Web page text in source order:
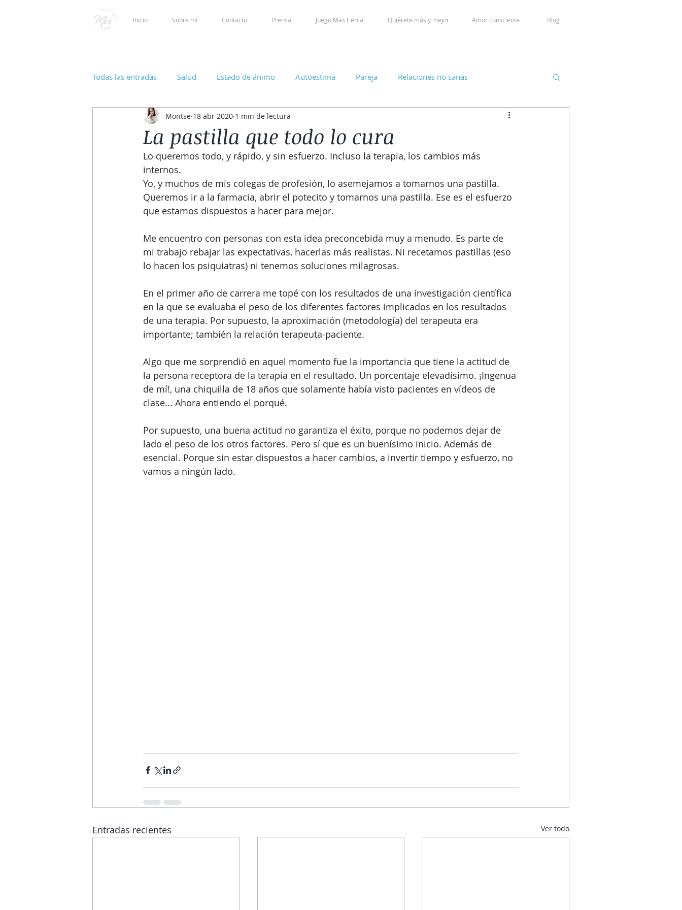
Inicio Sobre mí Contacto Prensa Juego Más Cerca Quiérete más y mejor Amor consciente Blog
Todas las entradas Salud Estado de ánimo Autoestima Pareja Relaciones no sanas
La pastilla que todo lo cura
Montse 18 abr 2020 1 min de lectura
Lo queremos todo, y rápido, y sin esfuerzo. Incluso la terapia, los cambios más
internos.
Yo, y muchos de mis colegas de profesión, lo asemejamos a tomarnos una pastilla.
Queremos ir a la farmacia, abrir el potecito y tomarnos una pastilla. Ese es el esfuerzo
que estamos dispuestos a hacer para mejor.
Me encuentro con personas con esta idea preconcebida muy a menudo. Es parte de
mi trabajo rebajar las expectativas, hacerlas más realistas. Ni recetamos pastillas (eso
lo hacen los psiquiatras) ni tenemos soluciones milagrosas.
En el primer año de carrera me topé con los resultados de una investigación científica
en la que se evaluaba el peso de los diferentes factores implicados en los resultados
de una terapia. Por supuesto, la aproximación (metodología) del terapeuta era
importante; también la relación terapeuta-paciente.
Algo que me sorprendió en aquel momento fue la importancia que tiene la actitud de
la persona receptora de la terapia en el resultado. Un porcentaje elevadísimo. ¡Ingenua
de mí!, una chiquilla de 18 años que solamente había visto pacientes en vídeos de
clase... Ahora entiendo el porqué.
Por supuesto, una buena actitud no garantiza el éxito, porque no podemos dejar de
lado el peso de los otros factores. Pero sí que es un buenísimo inicio. Además de
esencial. Porque sin estar dispuestos a hacer cambios, a invertir tiempo y esfuerzo, no
vamos a ningún lado.
Entradas recientes Ver todo